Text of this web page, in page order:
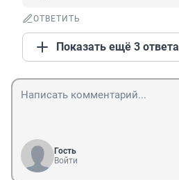
ОТВЕТИТЬ
Показать ещё 3 ответа
Гость
Войти